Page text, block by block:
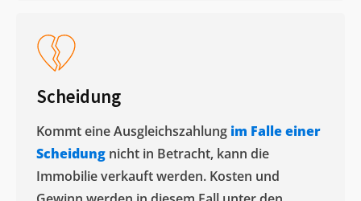
Scheidung
Kommt eine Ausgleichszahlung im Falle einer
Scheidung nicht in Betracht, kann die
Immobilie verkauft werden. Kosten und